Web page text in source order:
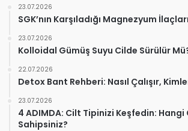
23.07.2026
SGK’nın Karşıladığı Magnezyum
23.07.2026
Kolloidal Gümüş Suyu Cilde Sürülür
22.07.2026
Detox Bant Rehberi: Nasıl Çalışır,
23.07.2026
4 ADIMDA: Cilt Tipinizi Keşfedin: Hangi
Sahipsiniz?